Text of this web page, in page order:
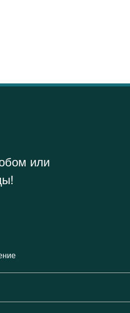
или